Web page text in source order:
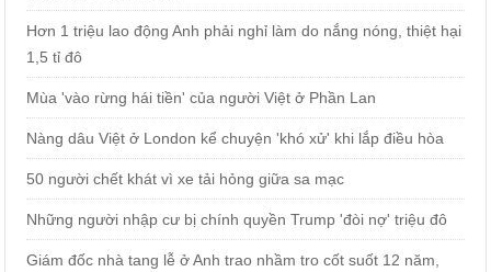
Hơn 1 triệu lao động Anh phải nghỉ làm do nắng nóng, thiệt hại
1,5 tỉ đô
Mùa 'vào rừng hái tiền' của người Việt ở Phần Lan
Nàng dâu Việt ở London kể chuyện 'khó xử' khi lắp điều hòa
50 người chết khát vì xe tải hỏng giữa sa mạc
Những người nhập cư bị chính quyền Trump 'đòi nợ' triệu đô
Giám đốc nhà tang lễ ở Anh trao nhầm tro cốt suốt 12 năm,